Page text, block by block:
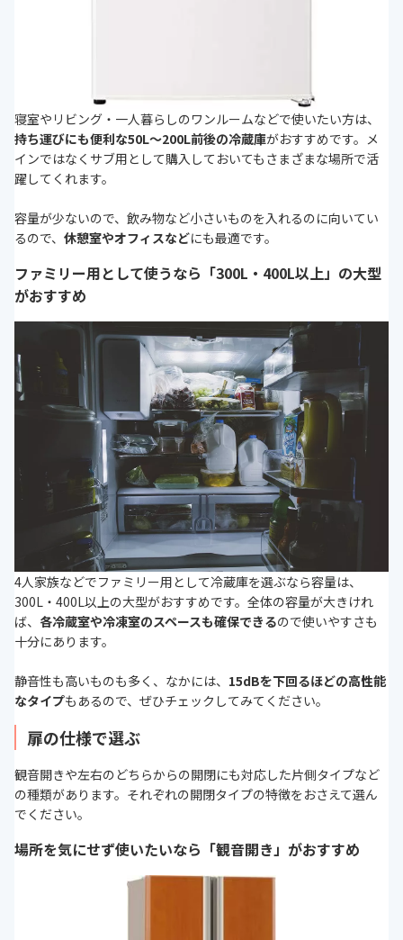
寝室やリビング・一人暮らしのワンルームなどで使いたい方は、
持ち運びにも便利な50L～200L前後の冷蔵庫がおすすめです。メ
インではなくサブ用として購入しておいてもさまざまな場所で活
躍してくれます。
容量が少ないので、飲み物など小さいものを入れるのに向いてい
るので、 休憩室やオフィスなどにも最適です。
ファミリー用として使うなら「300L・400L以上」の大型
がおすすめ
4人家族などでファミリー用として冷蔵庫を選ぶなら容量は、
300L・400L以上の大型がおすすめです。全体の容量が大きけれ
ば、 各冷蔵室や冷凍室のスペースも確保できるので使いやすさも
十分にあります。
静音性も高いものも多く、なかには、 15dBを下回るほどの高性能
なタイプもあるので、ぜひチェックしてみてください。
扉の仕様で選ぶ
観音開きや左右のどちらからの開閉にも対応した片側タイプなど
の種類があります。それぞれの開閉タイプの特徴をおさえて選ん
でください。
場所を気にせず使いたいなら「観音開き」がおすすめ